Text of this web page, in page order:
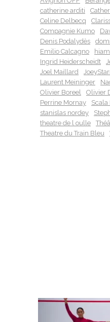
catherine arditi
Celine Delbecq
Compagnie Kumo
Denis Podalydès
Emilio Calcagno
Ingrid Heiderscheidt
Joel Maillard
Laurent Meininger
Olivier Boreel
Olivier
Perrine Mornay
Scala
stanislas nordey
theatre de l oulle
Theatre du Train Bleu